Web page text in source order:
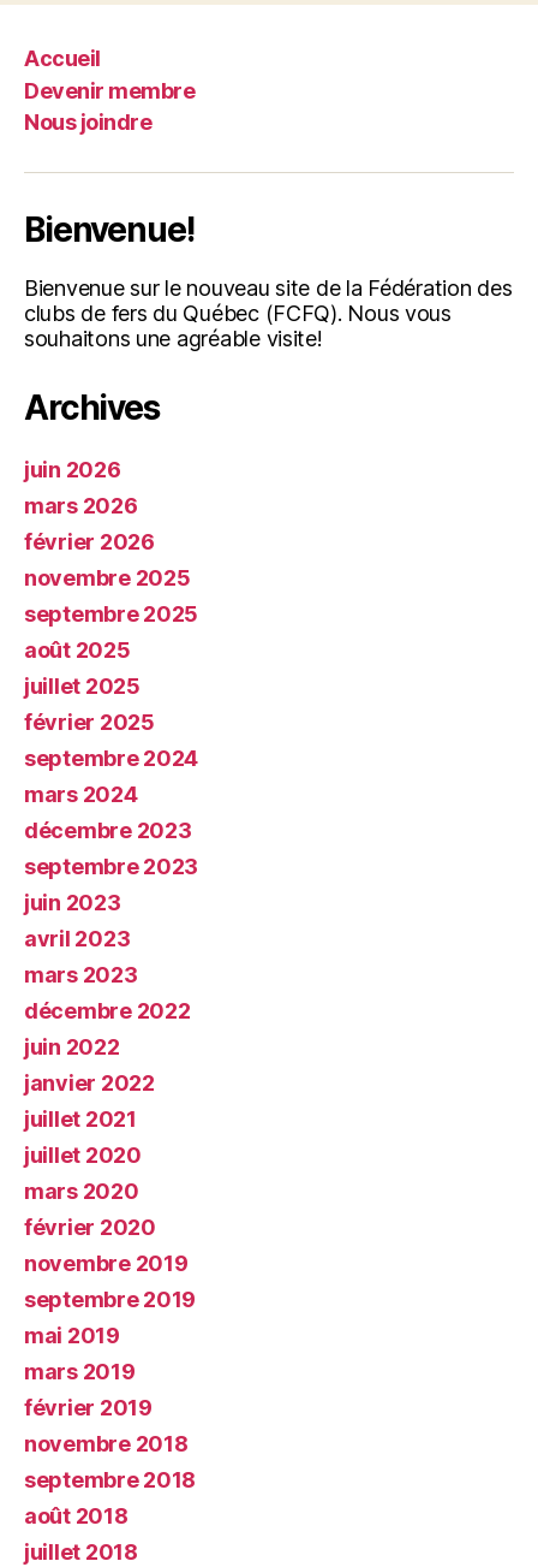
Accueil
Devenir membre
Nous joindre
Bienvenue!
Bienvenue sur le nouveau site de la Fédération des
clubs de fers du Québec (FCFQ). Nous vous
souhaitons une agréable visite!
Archives
juin 2026
mars 2026
février 2026
novembre 2025
septembre 2025
août 2025
juillet 2025
février 2025
septembre 2024
mars 2024
décembre 2023
septembre 2023
juin 2023
avril 2023
mars 2023
décembre 2022
juin 2022
janvier 2022
juillet 2021
juillet 2020
mars 2020
février 2020
novembre 2019
septembre 2019
mai 2019
mars 2019
février 2019
novembre 2018
septembre 2018
août 2018
juillet 2018